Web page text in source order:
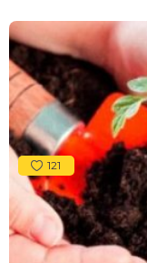
121